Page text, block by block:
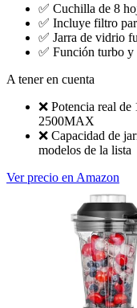
✅ Cuchilla de 8
✅ Incluye filtro
✅ Jarra de vidrio
✅ Función turbo
A tener en cuenta
❌ Potencia real de
2500MAX
❌ Capacidad de
modelos de la lista
Ver precio en Amazon